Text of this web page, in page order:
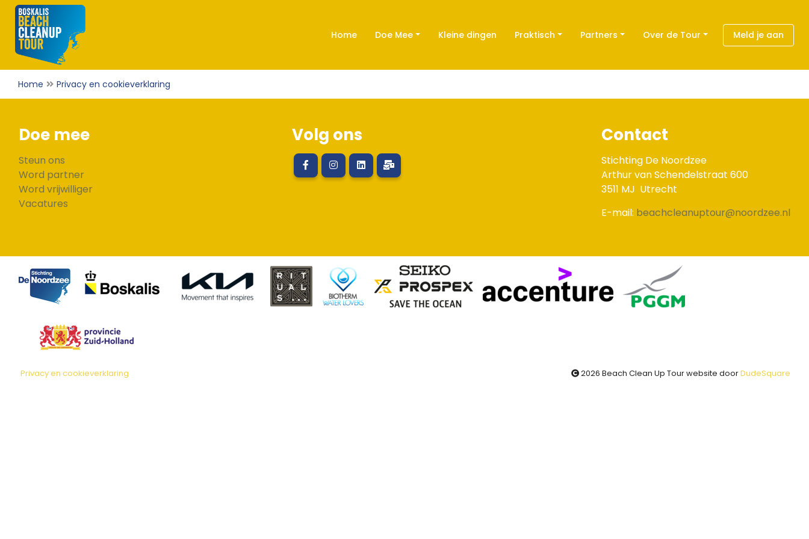
Home Doe Mee Kleine dingen Praktisch Partners Over de Tour Meld je aan
Home Privacy en cookieverklaring
Doe mee
Steun ons
Word partner
Word vrijwilliger
Vacatures
Volg ons Contact
Stichting De Noordzee
Arthur van Schendelstraat 600
3511 MJ Utrecht
E-mail: beachcleanuptour@noordzee.nl
Privacy en cookieverklaring 2026 Beach Clean Up Tour website doorDudeSquare